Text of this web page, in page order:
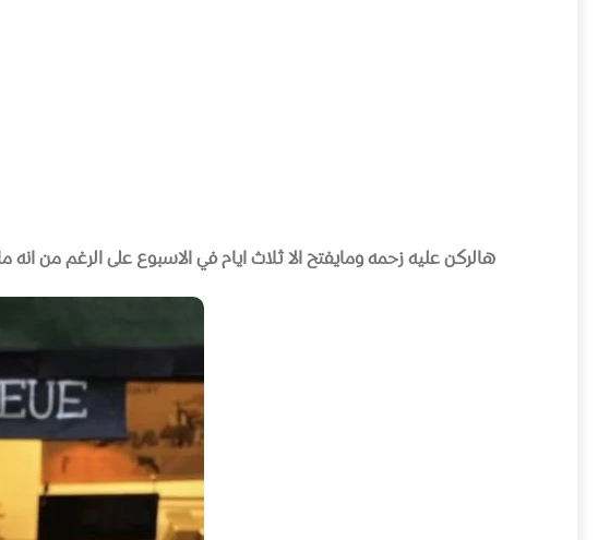
هالركن عليه زحمه ومايفتح الا ثلاث ايام في الاسبوع على الرغم